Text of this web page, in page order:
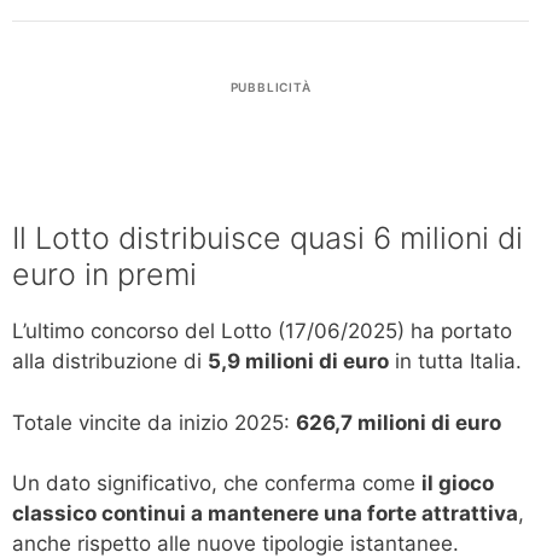
PUBBLICITÀ
Il Lotto distribuisce quasi 6 milioni di
euro in premi
L’ultimo concorso del Lotto (17/06/2025) ha portato
alla distribuzione di 5,9 milioni di euro in tutta Italia.
Totale vincite da inizio 2025: 626,7 milioni di euro
Un dato significativo, che conferma come il gioco
classico continui a mantenere una forte attrattiva,
anche rispetto alle nuove tipologie istantanee.